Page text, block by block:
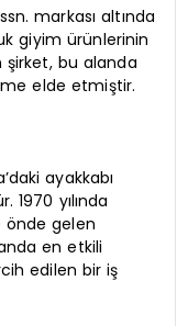
markası altında
giyim ürünlerinin
şirket, bu alanda
elde etmiştir.
ayakkabı
1970 yılında
önde gelen
en etkili
edilen bir iş